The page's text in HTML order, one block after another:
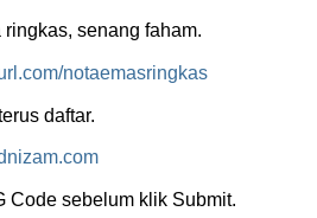
senang faham.
notaemasringkas
daftar.
Code sebelum klik Submit.